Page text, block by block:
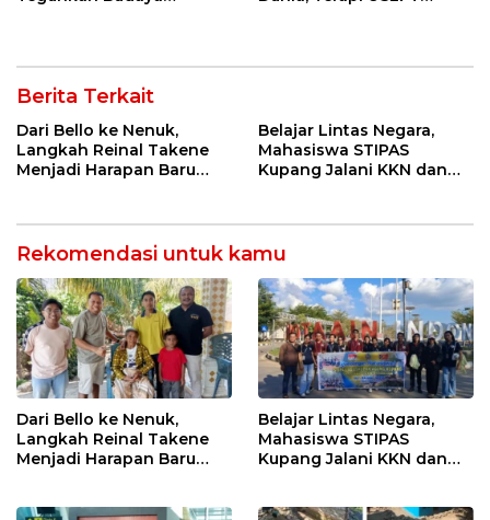
Berita Terkait
Dari Bello ke Nenuk,
Langkah Reinal Takene
Menjadi Harapan Baru
Belajar Lintas Negara,
Mahasiswa STIPAS
Kupang Jalani KKN dan
Rekomendasi untuk kamu
Dari Bello ke Nenuk,
Langkah Reinal Takene
Menjadi Harapan Baru
Belajar Lintas Negara,
Mahasiswa STIPAS
Kupang Jalani KKN dan